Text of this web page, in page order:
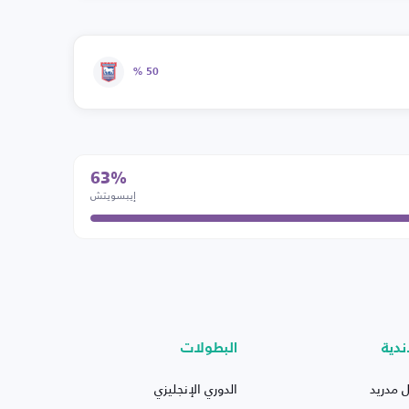
50 %
63%
إيبسويتش
مدريد
البطولات
الدوري الإنجليزي